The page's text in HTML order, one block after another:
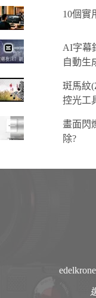
10個實
AI字幕
自動生
斑馬紋
控光工
畫面閃
除?